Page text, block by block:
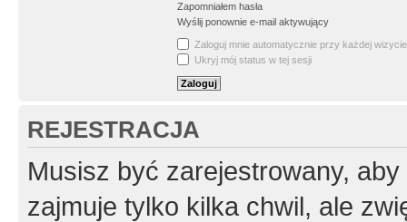
Zapomniałem hasła
Wyślij ponownie e-mail aktywujący
Zaloguj mnie automatycznie przy każdej wizycie
Ukryj mój status w tej sesji
REJESTRACJA
Musisz być zarejestrowany,
zajmuje tylko kilka chwil, ale